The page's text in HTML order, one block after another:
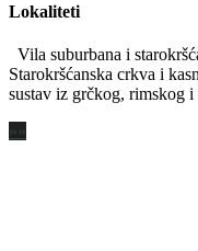
Lokaliteti
Vila suburbana i
Starokršćanska crkva i
sustav iz grčkog, rimskog i
»»